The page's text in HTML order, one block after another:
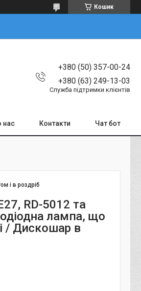
Кошик
+380 (50) 357-00-24
+380 (63) 249-13-03
Служба підтримки клієнтів
нас Контакти Чат бот
і в роздріб
RD-5012 та
лампа, що
/ Дискошар в